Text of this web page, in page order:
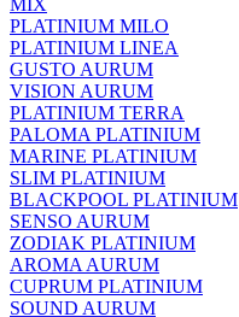
MIX
PLATINIUM MILO
PLATINIUM LINEA
GUSTO AURUM
VISION AURUM
PLATINIUM TERRA
PALOMA PLATINIUM
MARINE PLATINIUM
SLIM PLATINIUM
BLACKPOOL PLATINIUM
SENSO AURUM
ZODIAK PLATINIUM
AROMA AURUM
CUPRUM PLATINIUM
SOUND AURUM